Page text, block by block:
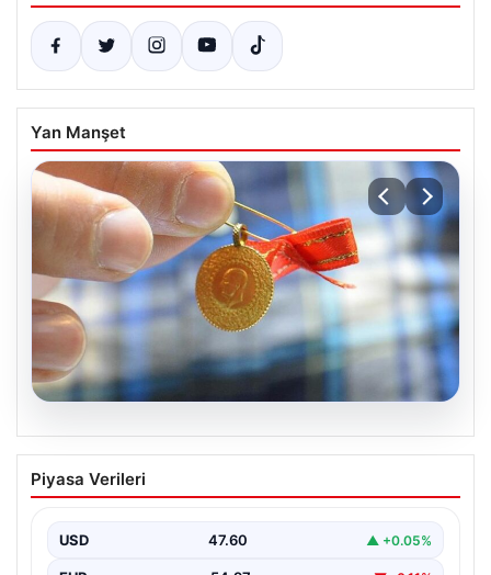
Yan Manşet
05.08.2026
Altın fiyatları canlı 8 Nisan 2026: Altın
fiyatları ne kadar oldu? Gram, çeyrek,
fiyatları
Piyasa Verileri
USD 47.60 ▲ +0.05%